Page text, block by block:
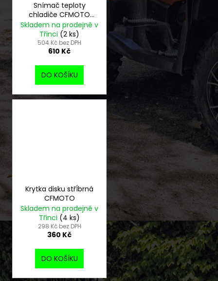
Snímač teploty
chladiče CFMOTO
Gladiator
Skladem na prodejně v
Třinci (2 ks)
504 Kč bez DPH
610 Kč
DO KOŠÍKU
Krytka disku střÍbrná
CFMOTO
Skladem na prodejně v
Třinci (4 ks)
298 Kč bez DPH
360 Kč
DO KOŠÍKU